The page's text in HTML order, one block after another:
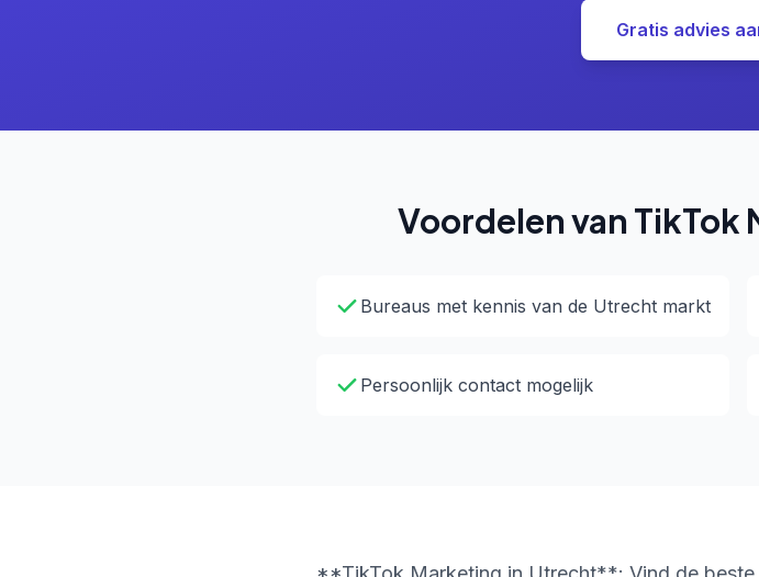
Gratis advies
Voordelen van
Bureaus met kennis van de Utrecht markt
Persoonlijk contact mogelijk